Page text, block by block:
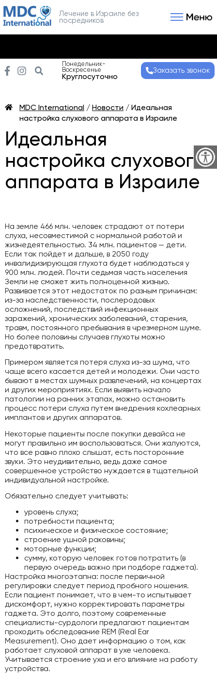
Лечение в Израиле без
посредников
Понедельник-
Воскресенье
Круглосуточно
Заказать звонок
MDC International / Новости / Идеальная
настройка слухового аппарата в Израиле
Идеальная
настройка слухового
аппарата в Израиле
На земле 466 млн. человек страдают от потери
слуха, несовместимой с нормальной работой и
жизнедеятельностью. 34 млн. пациентов — дети.
Если так пойдет и дальше, в 2050 году
инвалидизирующая глухота будет наблюдаться у
900 млн. людей. Почти седьмая часть населения
Земли не сможет жить полноценной жизнью.
Развивается этот недостаток по разным причинам:
из-за наследственности, послеродовых
осложнений, последствий инфекционных
заражений, хронических заболеваний, старения,
травм, постоянного пребывания в чрезмерном шуме.
Но более половины случаев глухоты можно
предотвратить.
Примером является потеря слуха из-за шума, что
чаще всего касается детей и молодежи. Они часто
бывают в местах шумных развлечений, на концертах
и других мероприятиях. Если выявить начало
патологии на ранних этапах, можно остановить
процесс потери слуха путем внедрения кохлеарных
имплантов и других аппаратов.
Некоторые пациенты после покупки девайса не
могут правильно им воспользоваться. Они жалуются,
что все равно плохо слышат, есть посторонние
звуки. Это неудивительно, ведь даже самое
совершенное устройство нуждается в тщательной
индивидуальной настройке.
Обязательно следует учитывать:
уровень слуха;
потребности пациента;
психическое и физическое состояние;
строение ушной раковины;
моторные функции;
сумму, которую человек готов потратить (в
первую очередь важно при подборе гаджета).
Настройка многоэтапна: после первичной
регулировки следует период пробного ношения.
Если пациент понимает, что в чем-то испытывает
дискомфорт, нужно корректировать параметры
гаджета. Это долго, поэтому современные
специалисты-сурдологи предлагают пациентам
проходить обследование REM (Real Ear
Measurement). Оно дает информацию о том, как
работает слуховой аппарат в ухе человека.
Учитывается строение уха и его влияние на работу
устройства.